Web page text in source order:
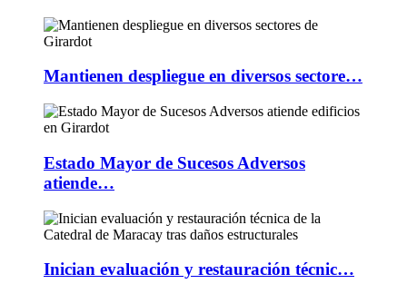
Mantienen despliegue en diversos sectore…
Estado Mayor de Sucesos Adversos
atiende…
Inician evaluación y restauración técnic…